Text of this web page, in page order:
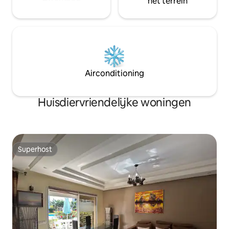
Airconditioning
Huisdiervriendelijke woningen
Superhost
Superhost